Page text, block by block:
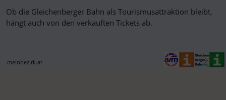
Ob die Gleichenberger Bahn als Tourismusattraktion bleibt,
hängt auch von den verkauften Tickets ab.
meinbezirk.at